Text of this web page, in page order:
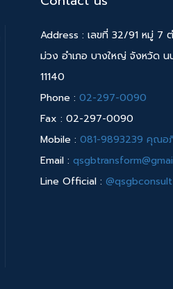
Address : เลขที่ 32/91 หมู่ 7
ม่วง อำเภอ บางใหญ่ จังหวัด น
11140
Phone : 02-297-0090
Fax : 02-297-0090
Mobile : 081-9893239 คุณอ
Email :
Line Official : @qsgbconsult